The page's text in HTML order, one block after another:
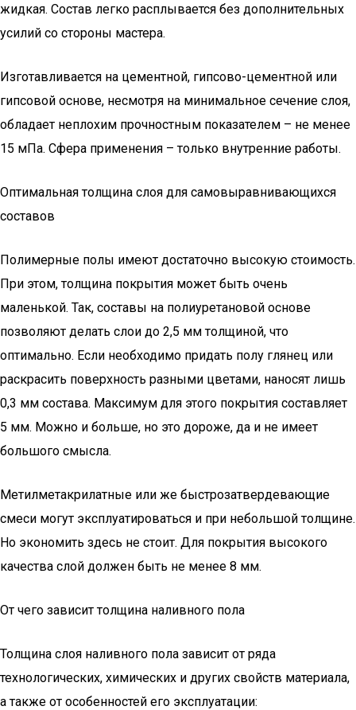
жидкая. Состав легко расплывается без дополнительных
усилий со стороны мастера.
Изготавливается на цементной, гипсово-цементной или
гипсовой основе, несмотря на минимальное сечение слоя,
обладает неплохим прочностным показателем – не менее
15 мПа. Сфера применения – только внутренние работы.
Оптимальная толщина слоя для самовыравнивающихся
составов
Полимерные полы имеют достаточно высокую стоимость.
При этом, толщина покрытия может быть очень
маленькой. Так, составы на полиуретановой основе
позволяют делать слои до 2,5 мм толщиной, что
оптимально. Если необходимо придать полу глянец или
раскрасить поверхность разными цветами, наносят лишь
0,3 мм состава. Максимум для этого покрытия составляет
5 мм. Можно и больше, но это дороже, да и не имеет
большого смысла.
Метилметакрилатные или же быстрозатвердевающие
смеси могут эксплуатироваться и при небольшой толщине.
Но экономить здесь не стоит. Для покрытия высокого
качества слой должен быть не менее 8 мм.
От чего зависит толщина наливного пола
Толщина слоя наливного пола зависит от ряда
технологических, химических и других свойств материала,
а также от особенностей его эксплуатации: